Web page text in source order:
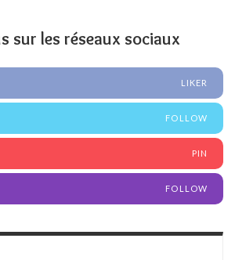
sur les réseaux sociaux
LIKER
FOLLOW
PIN
FOLLOW